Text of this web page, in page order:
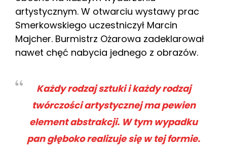
artystycznym. W otwarciu wystawy prac
Smerkowskiego uczestniczył Marcin
Majcher. Burmistrz Ożarowa zadeklarował
nawet chęć nabycia jednego z obrazów.
Każdy rodzaj sztuki i każdy rodzaj
twórczości artystycznej ma pewien
element abstrakcji. W tym wypadku
pan głęboko realizuje się w tej formie.